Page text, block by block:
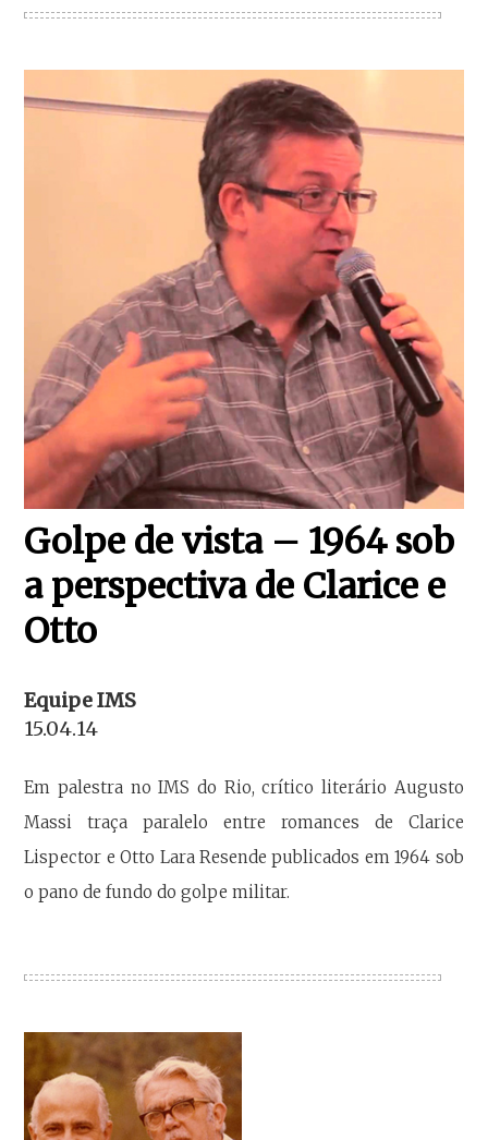
Golpe de vista – 1964 sob
a perspectiva de Clarice e
Otto
Equipe IMS
15.04.14
Em palestra no IMS do Rio, crítico literário Augusto
Massi traça paralelo entre romances de Clarice
Lispector e Otto Lara Resende publicados em 1964 sob
o pano de fundo do golpe militar.